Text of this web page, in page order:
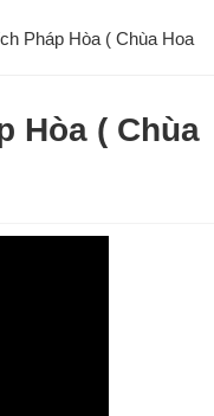
Pháp Hòa ( Chùa Hoa
Hòa ( Chùa